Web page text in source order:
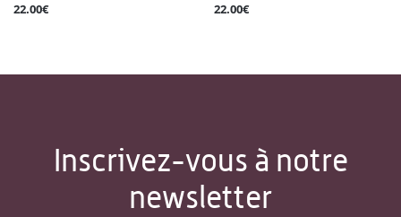
22.00€ 22.00€
Inscrivez-vous à notre
newsletter